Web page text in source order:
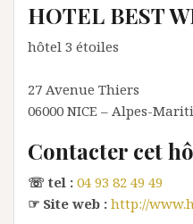
HOTEL BEST
hôtel 3 étoiles
27 Avenue Thiers
06000 NICE – Alpes-
Contacter cet
☏ tel : 04 93 82 49 49
☞ Site web : http://